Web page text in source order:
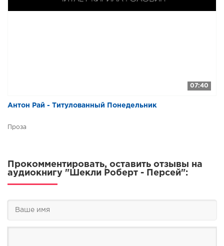
07:40
Антон Рай - Титулованный Понедельник
Проза
Прокомментировать, оставить отзывы на
аудиокнигу "Шекли Роберт - Персей":